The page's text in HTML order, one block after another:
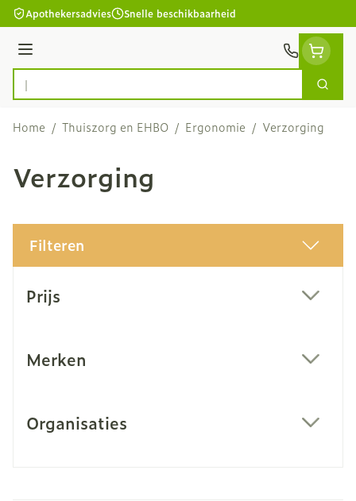
Ga naar de inhoud
Apothekersadvies Snelle beschikbaarheid
Menu
Product, merk, categorie...
Zoek
Home / Thuiszorg en EHBO / Ergonomie / Verzorging
Verzorging
Filteren
Prijs
Merken
Organisaties